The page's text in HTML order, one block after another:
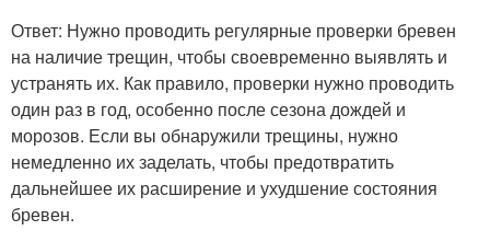
Ответ: Нужно проводить регулярные проверки бревен
на наличие трещин, чтобы своевременно выявлять и
устранять их. Как правило, проверки нужно проводить
один раз в год, особенно после сезона дождей и
морозов. Если вы обнаружили трещины, нужно
немедленно их заделать, чтобы предотвратить
дальнейшее их расширение и ухудшение состояния
бревен.